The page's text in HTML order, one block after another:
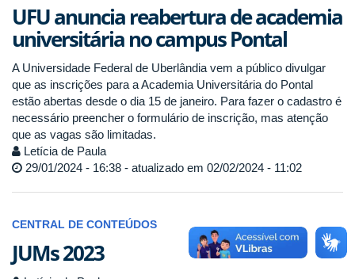
UFU anuncia reabertura de academia
universitária no campus Pontal
A Universidade Federal de Uberlândia vem a público divulgar
que as inscrições para a Academia Universitária do Pontal
estão abertas desde o dia 15 de janeiro. Para fazer o cadastro é
necessário preencher o formulário de inscrição, mas atenção
que as vagas são limitadas.
Letícia de Paula
29/01/2024 - 16:38 - atualizado em 02/02/2024 - 11:02
CENTRAL DE CONTEÚDOS
JUMs 2023